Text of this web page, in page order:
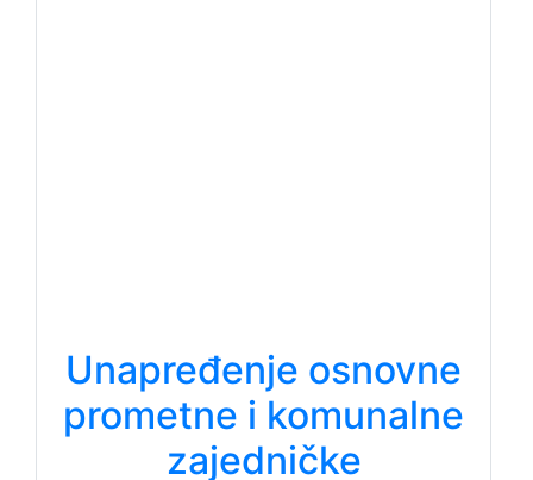
Unapređenje osnovne
prometne i komunalne
zajedničke